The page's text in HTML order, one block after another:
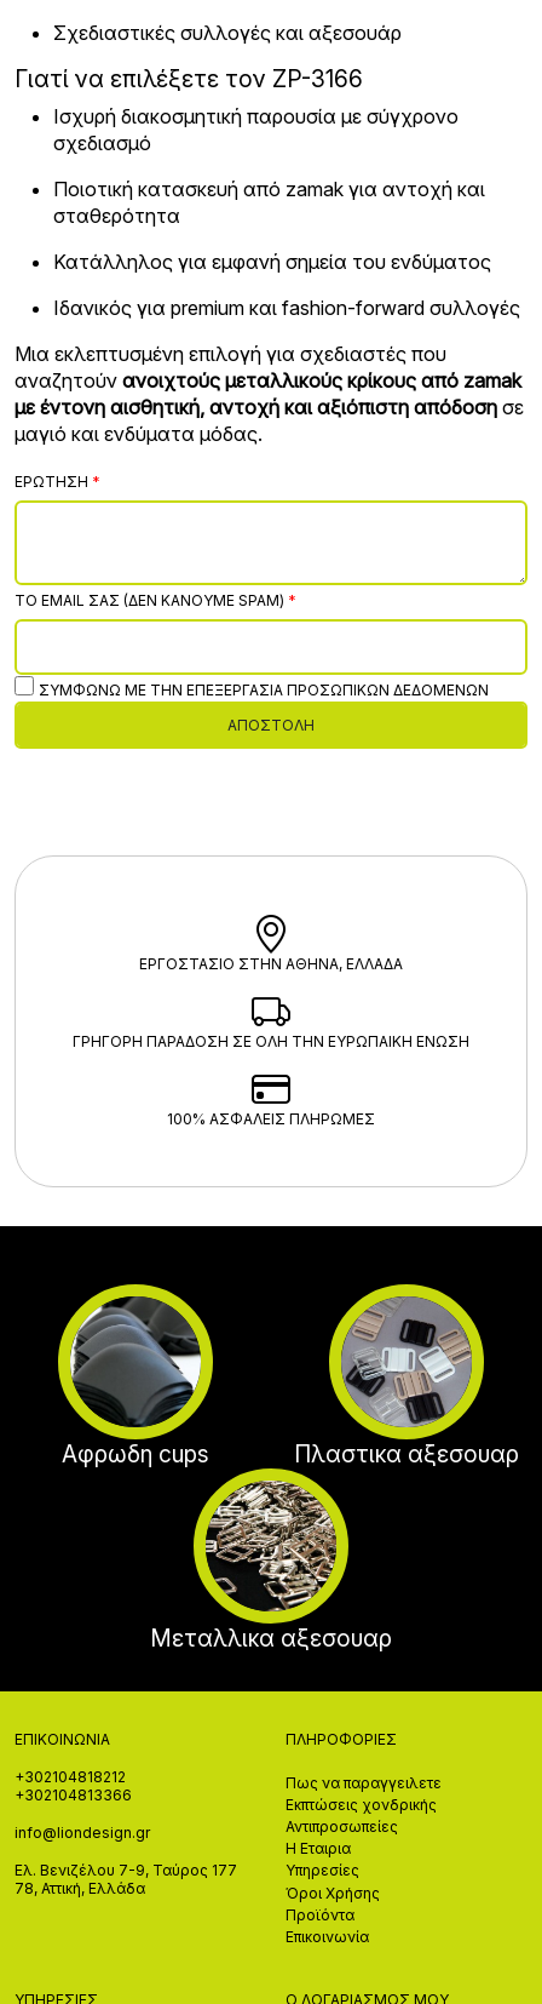
Σχεδιαστικές συλλογές και αξεσουάρ
Γιατί να επιλέξετε τον ZP-3166
Ισχυρή διακοσμητική παρουσία με σύγχρονο
σχεδιασμό
Ποιοτική κατασκευή από zamak για αντοχή και
σταθερότητα
Κατάλληλος για εμφανή σημεία του ενδύματος
Ιδανικός για premium και fashion-forward συλλογές
Μια εκλεπτυσμένη επιλογή για σχεδιαστές που
αναζητούν ανοιχτούς μεταλλικούς κρίκους από zamak
με έντονη αισθητική, αντοχή και αξιόπιστη απόδοση σε
μαγιό και ενδύματα μόδας.
ΕΡΏΤΗΣΗ
ΤΟ EMAIL ΣΑΣ (ΔΕΝ ΚΆΝΟΥΜΕ SPAM)
ΣΥΜΦΩΝΏ ΜΕ ΤΗΝ ΕΠΕΞΕΡΓΑΣΊΑ ΠΡΟΣΩΠΙΚΏΝ ΔΕΔΟΜΈΝΩΝ
ΑΠΟΣΤΟΛΉ
ΕΡΓΟΣΤΑΣΙΟ ΣΤΗΝ ΑΘΗΝΑ, ΕΛΛΑΔΑ
ΓΡΗΓΟΡΗ ΠΑΡΑΔΟΣΗ ΣΕ ΟΛΗ ΤΗΝ ΕΥΡΩΠΑΙΚΗ ΕΝΩΣΗ
100% ΑΣΦΑΛΕΊΣ ΠΛΗΡΩΜΈΣ
Αφρωδη cups Πλαστικα αξεσουαρ
Μεταλλικα αξεσουαρ
ΕΠΙΚΟΙΝΩΝΊΑ
+302104818212
+302104813366
info@liondesign.gr
Ελ. Βενιζέλου 7-9, Ταύρος 177
78, Αττική, Ελλάδα
ΠΛΗΡΟΦΟΡΊΕΣ
Πως να παραγγειλετε
Εκπτώσεις χονδρικής
Αντιπροσωπείες
Η Εταιρια
Υπηρεσίες
Όροι Χρήσης
Προϊόντα
Επικοινωνία
ΥΠΗΡΕΣΊΕΣ Ο ΛΟΓΑΡΙΑΣΜΌΣ ΜΟΥ